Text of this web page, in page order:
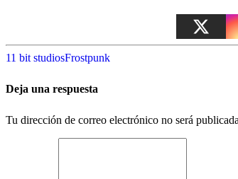
11 bit studiosFrostpunk
Deja una respuesta
Tu dirección de correo electrónico no será